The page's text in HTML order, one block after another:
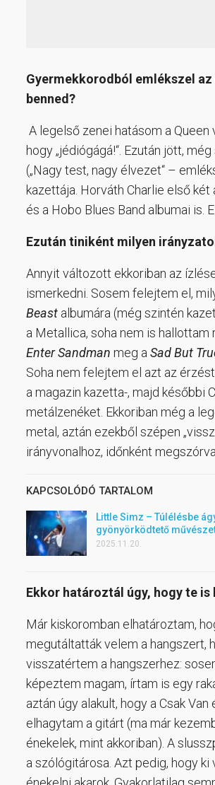
Gyermekkorodból emlékszel
benned?
A legelső zenei hatásom a
hogy „jédiógágá!“. Ezután jött,
(„Nagy test, nagy élvezet“ –
kazettája. Horváth Charlie első
és a Hobo Blues Band albumai is.
Ezután tiniként milyen
Annyit változott ekkoriban az
ismerkedni. Sosem felejtem el,
Beast albumára (még szintén
a Metallica, soha nem is
Enter Sandman meg aSad But
Soha nem felejtem el azt az
a magazin kazetta-, majd későbbi
metálzenéket. Ekkoriban még a
metal, aztán ezekből szépen
irányvonalhoz, időnként
KAPCSOLÓDÓ TARTALOM
Little Simz – Túlélésbe
gyönyörködtető
2025.11.20.
Ekkor határoztál úgy, hogy te
Már kiskoromban elhatároztam,
megutáltatták velem a hangszert,
visszatértem a hangszerhez:
képeztem magam, írtam is egy
aztán úgy alakult, hogy a Csak
elhagytam a gitárt (ma már
énekelek, mint akkoriban). A
a szólógitárosa. Azt pedig, hogy